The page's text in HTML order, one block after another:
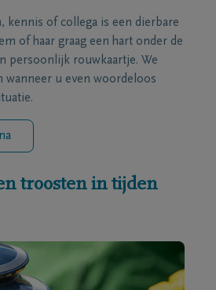
kennis of collega is een dierbare
of haar graag een hart onder de
persoonlijk rouwkaartje. We
wanneer u even woordeloos
troosten in tijden